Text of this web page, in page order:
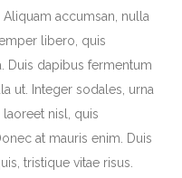
accumsan, nulla
libero, quis
Duis dapibus fermentum
ut. Integer sodales, urna
nisl, quis
at mauris enim. Duis
tristique vitae risus.